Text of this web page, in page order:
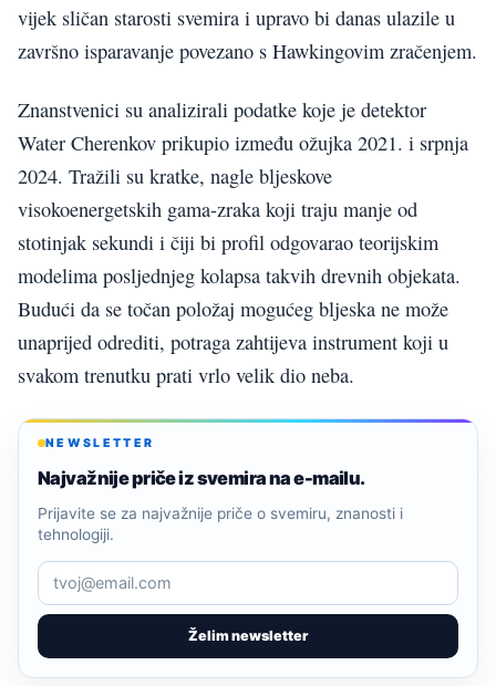
vijek sličan starosti svemira i upravo bi danas ulazile u
završno isparavanje povezano s Hawkingovim zračenjem.
Znanstvenici su analizirali podatke koje je detektor
Water Cherenkov prikupio između ožujka 2021. i srpnja
2024. Tražili su kratke, nagle bljeskove
visokoenergetskih gama-zraka koji traju manje od
stotinjak sekundi i čiji bi profil odgovarao teorijskim
modelima posljednjeg kolapsa takvih drevnih objekata.
Budući da se točan položaj mogućeg bljeska ne može
unaprijed odrediti, potraga zahtijeva instrument koji u
svakom trenutku prati vrlo velik dio neba.
NEWSLETTER
Najvažnije priče iz svemira na e-mailu.
Želim newsletter
Prijavite se za najvažnije priče o svemiru, znanosti i
tehnologiji.